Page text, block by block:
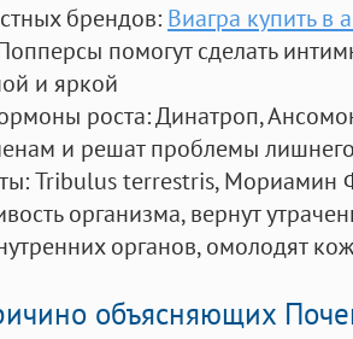
брендов: Виагра купить в
помогут сделать
и яркой
роста: Динатроп,
и решат проблемы
Tribulus terrestris, Мориамин
организма, вернут
органов, омолодят
объясняющих